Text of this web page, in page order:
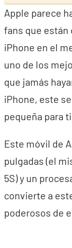
Apple parece
fans que están
iPhone en el
uno de los
que jamás
iPhone, este
pequeña para
Este móvil de
pulgadas (el
5S) y un
convierte a
poderosos de